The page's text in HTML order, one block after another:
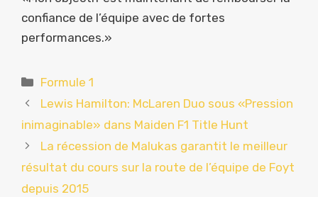
confiance de l’équipe avec de fortes
performances.»
Catégories
Formule 1
Lewis Hamilton: McLaren Duo sous «Pression
inimaginable» dans Maiden F1 Title Hunt
La récession de Malukas garantit le meilleur
résultat du cours sur la route de l’équipe de Foyt
depuis 2015